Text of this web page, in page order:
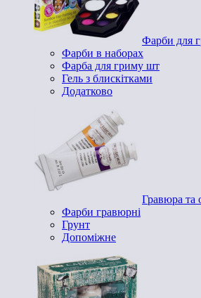
Фарби для
Фарби в наборах
Фарба для гриму шт
Гель з блискітками
Додатково
Гравюра та
Фарби гравюрні
Грунт
Допоміжне